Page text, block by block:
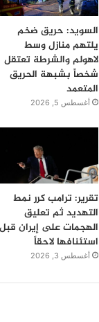
السويد: حريق ضخم
يلتهم منازل وسط
لاهولم والشرطة تعتقل
شخصاً بشبهة الحريق
المتعمد
أغسطس 5, 2026
تقرير: ترامب كرر نمط
التهديد ثم تعليق
الهجمات على إيران قبل
استئنافها لاحقاً
أغسطس 3, 2026